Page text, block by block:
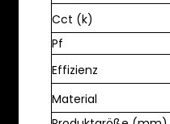
Cct (k)
Pf
Effizienz
Material